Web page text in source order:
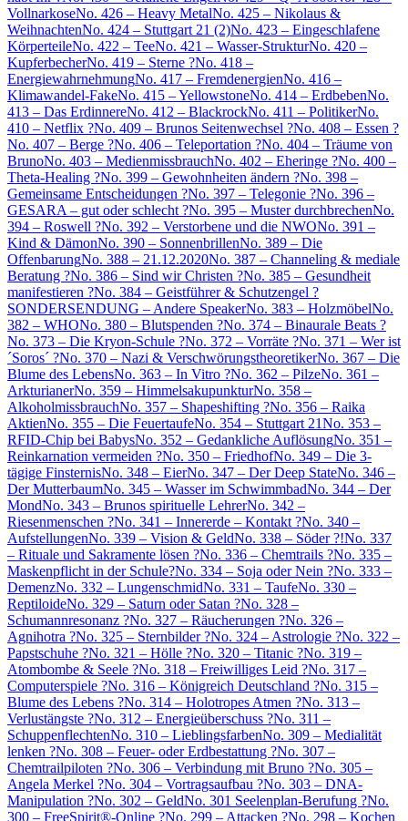
VollnarkoseNo. 426 – Heavy MetalNo. 425 – Nikolaus &
WeihnachtenNo. 424 – Stuttgart 21 (2)No. 423 – Eingeschlafene
KörperteileNo. 422 – TeeNo. 421 – Wasser-StrukturNo. 420 –
KupferbecherNo. 419 – Sterne ?No. 418 –
EnergiewahrnehmungNo. 417 – FremdenergienNo. 416 –
Klimawandel-FakeNo. 415 – YellowstoneNo. 414 – ErdbebenNo.
413 – Das ErdinnereNo. 412 – BlackrockNo. 411 – PolitikerNo.
410 – Netflix ?No. 409 – Brunos Seitenwechsel ?No. 408 – Essen ?
No. 407 – Berge ?No. 406 – Teleportation ?No. 404 – Träume von
BrunoNo. 403 – MedienmissbrauchNo. 402 – Eheringe ?No. 400 –
Theta-Healing ?No. 399 – Gewohnheiten ändern ?No. 398 –
Gemeinsame Entscheidungen ?No. 397 – Telegonie ?No. 396 –
GESARA – gut oder schlecht ?No. 395 – Muster durchbrechenNo.
394 – Roswell ?No. 392 – Verstorbene und die NWONo. 391 –
Kind & DämonNo. 390 – SonnenbrillenNo. 389 – Die
OffenbarungNo. 388 – 21.12.2020No. 387 – Channeling & mediale
Beratung ?No. 386 – Sind wir Christen ?No. 385 – Gesundheit
manifestieren ?No. 384 – Geistführer & Schutzengel ?
SONDERSENDUNG – Andere SpeakerNo. 383 – HolzmöbelNo.
382 – WHONo. 380 – Blutspenden ?No. 374 – Binaurale Beats ?
No. 373 – Die Kryon-Schule ?No. 372 – Vorräte ?No. 371 – Wer ist
´Soros´ ?No. 370 – Nazi & VerschwörungstheoretikerNo. 367 – Die
Blume des LebensNo. 363 – In Vitro ?No. 362 – PilzeNo. 361 –
ArkturianerNo. 359 – HimmelsakupunkturNo. 358 –
AlkoholmissbrauchNo. 357 – Shapeshifting ?No. 356 – Raika
AktienNo. 355 – Die FeuertaufeNo. 354 – Stuttgart 21No. 353 –
RFID-Chip bei BabysNo. 352 – Gedankliche AuflösungNo. 351 –
Reinkarnation vermeiden ?No. 350 – FriedhofNo. 349 – Die 3-
tägige FinsternisNo. 348 – EierNo. 347 – Der Deep StateNo. 346 –
Der MutterbaumNo. 345 – Wasser im SchwimmbadNo. 344 – Der
MondNo. 343 – Brunos spirituelle LehrerNo. 342 –
Riesenmenschen ?No. 341 – Innererde – Kontakt ?No. 340 –
AufstellungenNo. 339 – Vision & GeldNo. 338 – Söder ?!No. 337
– Rituale und Sakramente lösen ?No. 336 – Chemtrails ?No. 335 –
Maskenpflicht in der Schule?No. 334 – Soja oder Nein ?No. 333 –
DemenzNo. 332 – LungenschmidNo. 331 – TaufeNo. 330 –
ReptiloideNo. 329 – Saturn oder Satan ?No. 328 –
Schumannresonanz ?No. 327 – Räucherungen ?No. 326 –
Agnihotra ?No. 325 – Sternbilder ?No. 324 – Astrologie ?No. 322 –
Papstschuhe ?No. 321 – Hölle ?No. 320 – Titanic ?No. 319 –
Atombombe & Seele ?No. 318 – Freiwilliges Leid ?No. 317 –
Computerspiele ?No. 316 – Königreich Deutschland ?No. 315 –
Blume des Lebens ?No. 314 – Holotropes Atmen ?No. 313 –
Verlustängste ?No. 312 – Energieüberschuss ?No. 311 –
SchuppenflechtenNo. 310 – LieblingsfarbenNo. 309 – Medialität
lenken ?No. 308 – Feuer- oder Erdbestattung ?No. 307 –
Chemtrailpiloten ?No. 306 – Verbindung mit Bruno ?No. 305 –
Angela Merkel ?No. 304 – Vortragsaufbau ?No. 303 – DNA-
Manipulation ?No. 302 – GeldNo. 301 Seelenplan-Berufung ?No.
300 – FreeSpirit®-Online ?No. 299 – Attacken ?No. 298 – Kochen